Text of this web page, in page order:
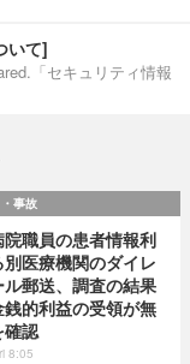
いて]
「セキュリティ情報
事故
職員の患者情報利
別医療機関のダイレ
ル郵送、調査の結果
的利益の受領が無
確認
8:05